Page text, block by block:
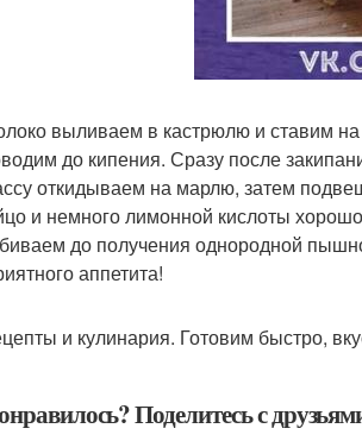
выливаем в кастрюлю и ставим
до кипения. Сразу после
откидываем на марлю, затем
и немного лимонной кислоты
до получения однородной
аппетита!
и кулинария. Готовим быстро,
Поделитесь с